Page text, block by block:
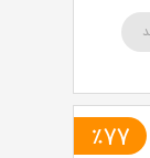
٪77